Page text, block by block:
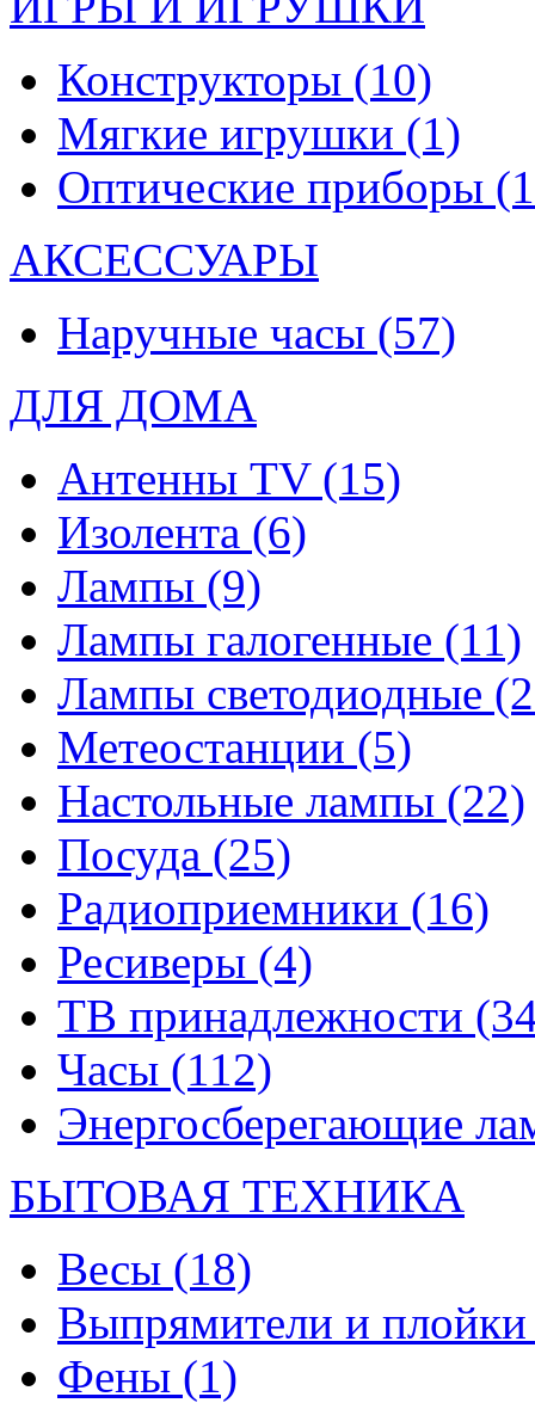
Конструкторы (10)
Мягкие игрушки (1)
Оптические приборы
АКСЕССУАРЫ
Наручные часы (57)
ДЛЯ ДОМА
Антенны TV (15)
Изолента (6)
Лампы (9)
Лампы галогенные (11)
Лампы светодиодные
Метеостанции (5)
Настольные лампы (22)
Посуда (25)
Радиоприемники (16)
Ресиверы (4)
ТВ принадлежности
Часы (112)
Энергосберегающие
БЫТОВАЯ ТЕХНИКА
Весы (18)
Выпрямители и
Фены (1)